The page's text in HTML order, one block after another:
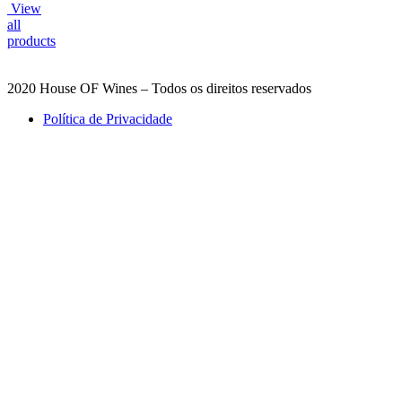
View
all
products
2020 House OF Wines – Todos os direitos reservados
Política de Privacidade